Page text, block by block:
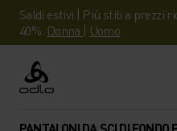
Saldi estivi | Più stili a prezzi
40%. Donna | Uomo
Odlo